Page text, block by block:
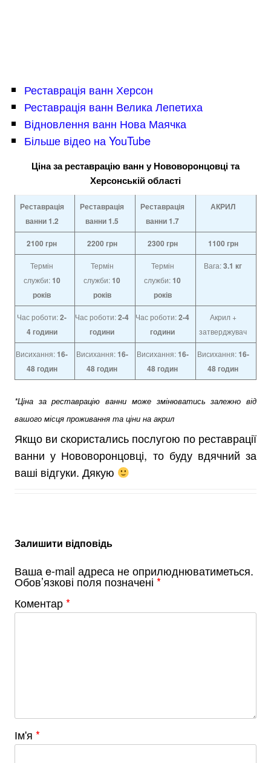
Реставрація ванн Херсон
Реставрація ванн Велика Лепетиха
Відновлення ванн Нова Маячка
Більше відео на YouTube
Ціна за реставрацію ванн у Нововоронцовці та
Херсонській області
Реставрація
ванни 1.2
Реставрація
ванни1.5
Реставрація
ванни1.7
АКРИЛ
2100 грн 2200 грн 2300 грн 1100 грн
Термін
служби:10
років
Термін
служби:10
років
Термін
служби:10
років
Вага:3.1 кг
Час роботи:2-
4 години
Час роботи:2-4
години
Час роботи:2-4
години
Акрил +
затверджувач
Висихання:16-
48 годин
Висихання:16-
48 годин
Висихання:16-
48 годин
Висихання:16-
48 годин
*Ціна за реставрацію ванни може змінюватись залежно від
вашого місця проживання та ціни на акрил
Якщо ви скористались послугою по реставрації
ванни у Нововоронцовці, то буду вдячний за
ваші відгуки. Дякую
Залишити відповідь
Ваша e-mail адреса не оприлюднюватиметься.
Обов’язкові поля позначені *
Коментар*
Ім'я *